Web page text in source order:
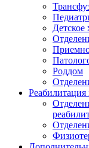
Детское
Роддом
Реабилитация